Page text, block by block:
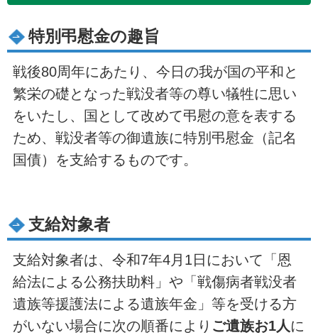
特別弔慰金の趣旨
戦後80周年にあたり、今日の我が国の平和と
繁栄の礎となった戦没者等の尊い犠牲に思い
をいたし、国として改めて弔慰の意を表する
ため、戦没者等の御遺族に特別弔慰金（記名
国債）を支給するものです。
支給対象者
支給対象者は、令和7年4月1日において「恩
給法による公務扶助料」や「戦傷病者戦没者
遺族等援護法による遺族年金」等を受ける方
がいない場合に次の順番により ご遺族お1人に